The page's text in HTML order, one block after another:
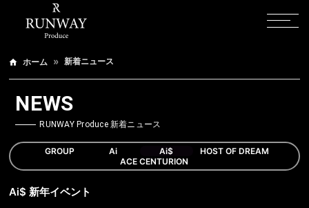
ホーム 新着ニュース
NEWS
RUNWAY Produce 新着ニュース
GROUP Ai Ai$
HOST OF DREAM
ACE CENTURION
Ai$ 新年イベント